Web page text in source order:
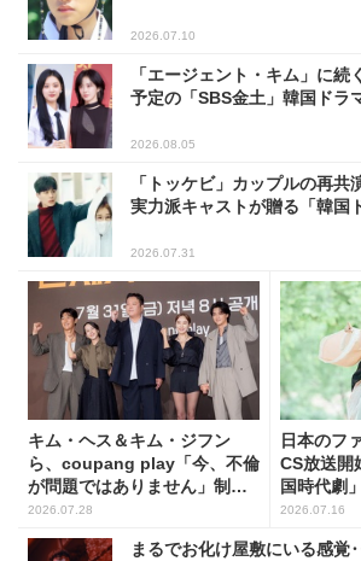
2026.07.10
「エージェント・キム」に続
予定の「SBS金土」韓国ドラ
2026.08.05
「トッケビ」カップルの再共
実力派キャストが贈る「韓国
2026.07.31
キム・ヘス＆キム・ジフン
ら、coupang play「今、不倫
が問題ではありません」制作
発表会に出席！(PHOTO15枚)
2026.07.28
日本のフ
CS放送
国時代劇
2026.07.16
まるでお化け屋敷にいる感